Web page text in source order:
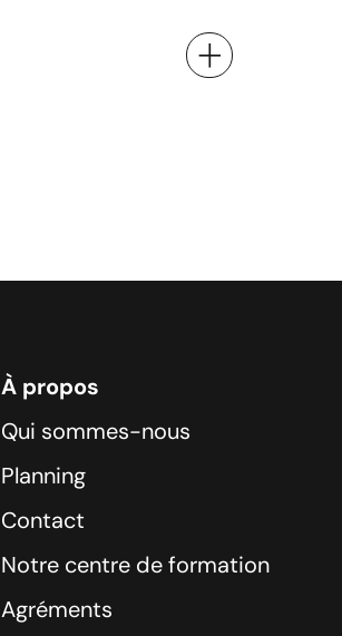
À propos
Qui sommes-nous
Planning
Contact
Notre centre de formation
Agréments